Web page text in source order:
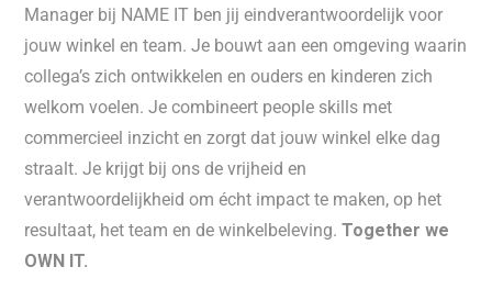
Manager bij NAME IT ben jij eindverantwoordelijk voor
jouw winkel en team. Je bouwt aan een omgeving waarin
collega’s zich ontwikkelen en ouders en kinderen zich
welkom voelen. Je combineert people skills met
commercieel inzicht en zorgt dat jouw winkel elke dag
straalt. Je krijgt bij ons de vrijheid en
verantwoordelijkheid om écht impact te maken, op het
resultaat, het team en de winkelbeleving.Together we
OWN IT.